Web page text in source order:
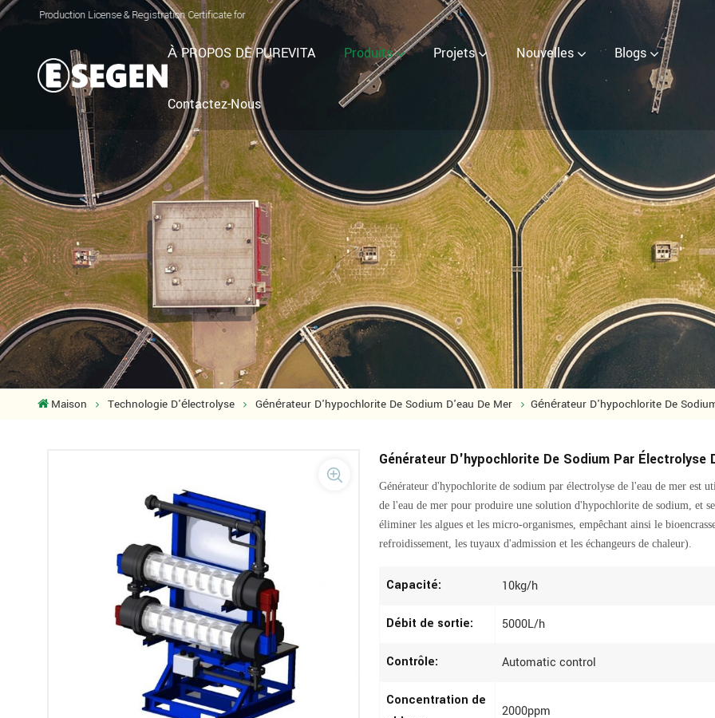
License & Registration Certificate for Electrolyzed Oxidizing Water (EOW) Generator
À PROPOS DE PUREVITA Produits Projets Nouvelles Blogs
Contactez-Nous
Maison Technologie D'électrolyse Générateur D'hypochlorite De Sodium D'eau De Mer Générateur D'hypochlorite De
Générateur D'hypochlorite De Sodium Par
Générateur d'hypochlorite de sodium par électrolyse de l'eau de mer est
de l'eau de mer pour produire une solution d'hypochlorite de sodium, et
éliminer les algues et les micro-organismes, empêchant ainsi le
refroidissement, les tuyaux d'admission et les échangeurs de chaleur).
Capacité: 10kg/h
Débit de sortie: 5000L/h
Contrôle: Automatic control
Concentration de
2000ppm